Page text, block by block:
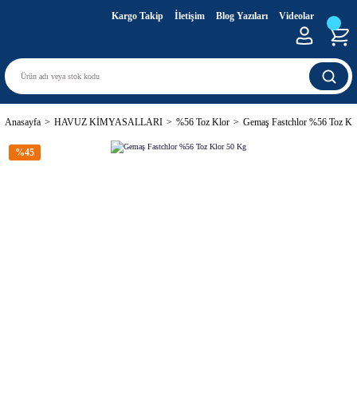
Kargo Takip İletişim Blog Yazıları Videolar
Anasayfa HAVUZ KİMYASALLARI %56 Toz Klor Gemaş Fastchlor %56 Toz
%45